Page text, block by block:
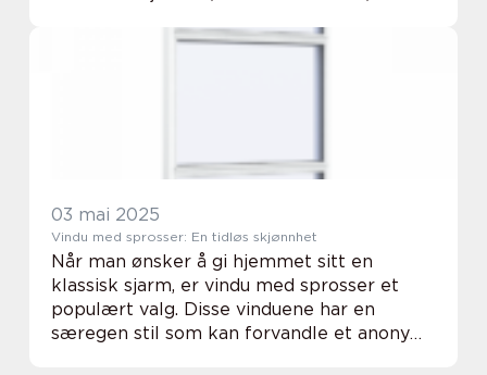
mange kan denne prosessen virke over...
03 mai 2025
Vindu med sprosser: En tidløs skjønnhet
Når man ønsker å gi hjemmet sitt en
klassisk sjarm, er vindu med sprosser et
populært valg. Disse vinduene har en
særegen stil som kan forvandle et anonymt